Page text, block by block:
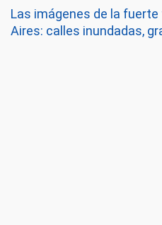
Las imágenes de la
Aires: calles inundadas,